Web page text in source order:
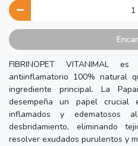
FIBRINOPET VITANIMAL
antiinflamatorio 100% natural
ingrediente principal. La
desempeña un papel
inflamados y edematosos
desbridamiento, eliminando
resolver exudados purulentos y